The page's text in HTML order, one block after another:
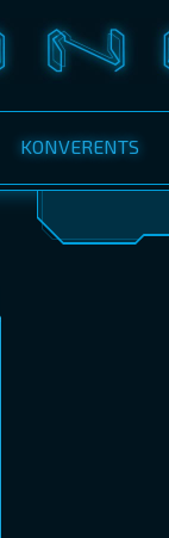
KONVERENTS